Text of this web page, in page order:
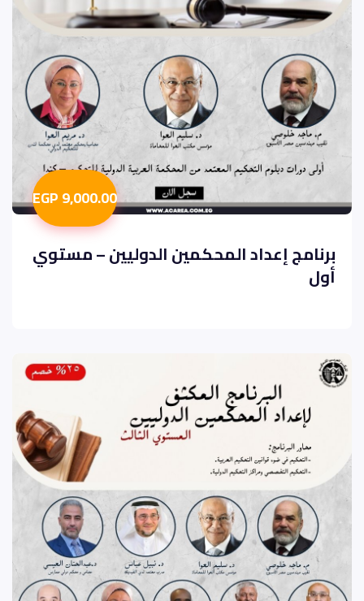
9,000.00 EGP
برنامج إعداد المحكمين الدوليين – مستوي
أول